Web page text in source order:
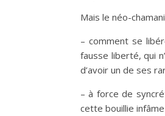
Mais le néo-
– comment se
fausse liberté, qui
d’avoir un de ses
– à force de
cette bouillie